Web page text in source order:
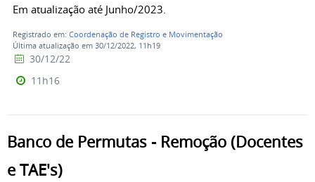
Em atualização até Junho/2023.
Registrado em: Coordenação de Registro e Movimentação
Última atualização em 30/12/2022, 11h19
30/12/22
11h16
Banco de Permutas - Remoção (Docentes
e TAE's)